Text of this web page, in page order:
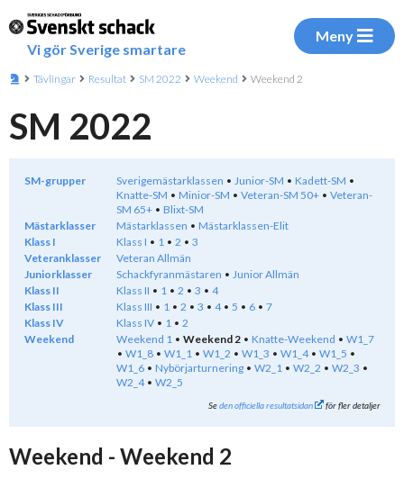
Vi gör Sverige smartare
Meny
Tävlingar Resultat SM 2022 Weekend Weekend 2
SM 2022
SM-grupper Sverigemästarklassen Junior-SM
Kadett-SM
Knatte-SM
Minior-SM Veteran-SM 50+
Veteran-
SM 65+
Blixt-SM
Mästarklasser
Mästarklassen
Mästarklassen-Elit
Klass I
Klass I 1 2
3
Veteranklasser
Veteran Allmän
Juniorklasser
Schackfyranmästaren
Junior Allmän
Klass II
Klass II 1 2 3
4
Klass III
Klass III 1 2 3 4 5 6
7
Klass IV
Klass IV 1
2
Weekend
Weekend 1 Weekend 2 Knatte-Weekend
W1_7
W1_8
W1_1 W1_2 W1_3 W1_4
W1_5
W1_6
Nybörjarturnering W2_1 W2_2
W2_3
W2_4
W2_5
Seden officiella resultatsidan för fler detaljer
Weekend - Weekend 2